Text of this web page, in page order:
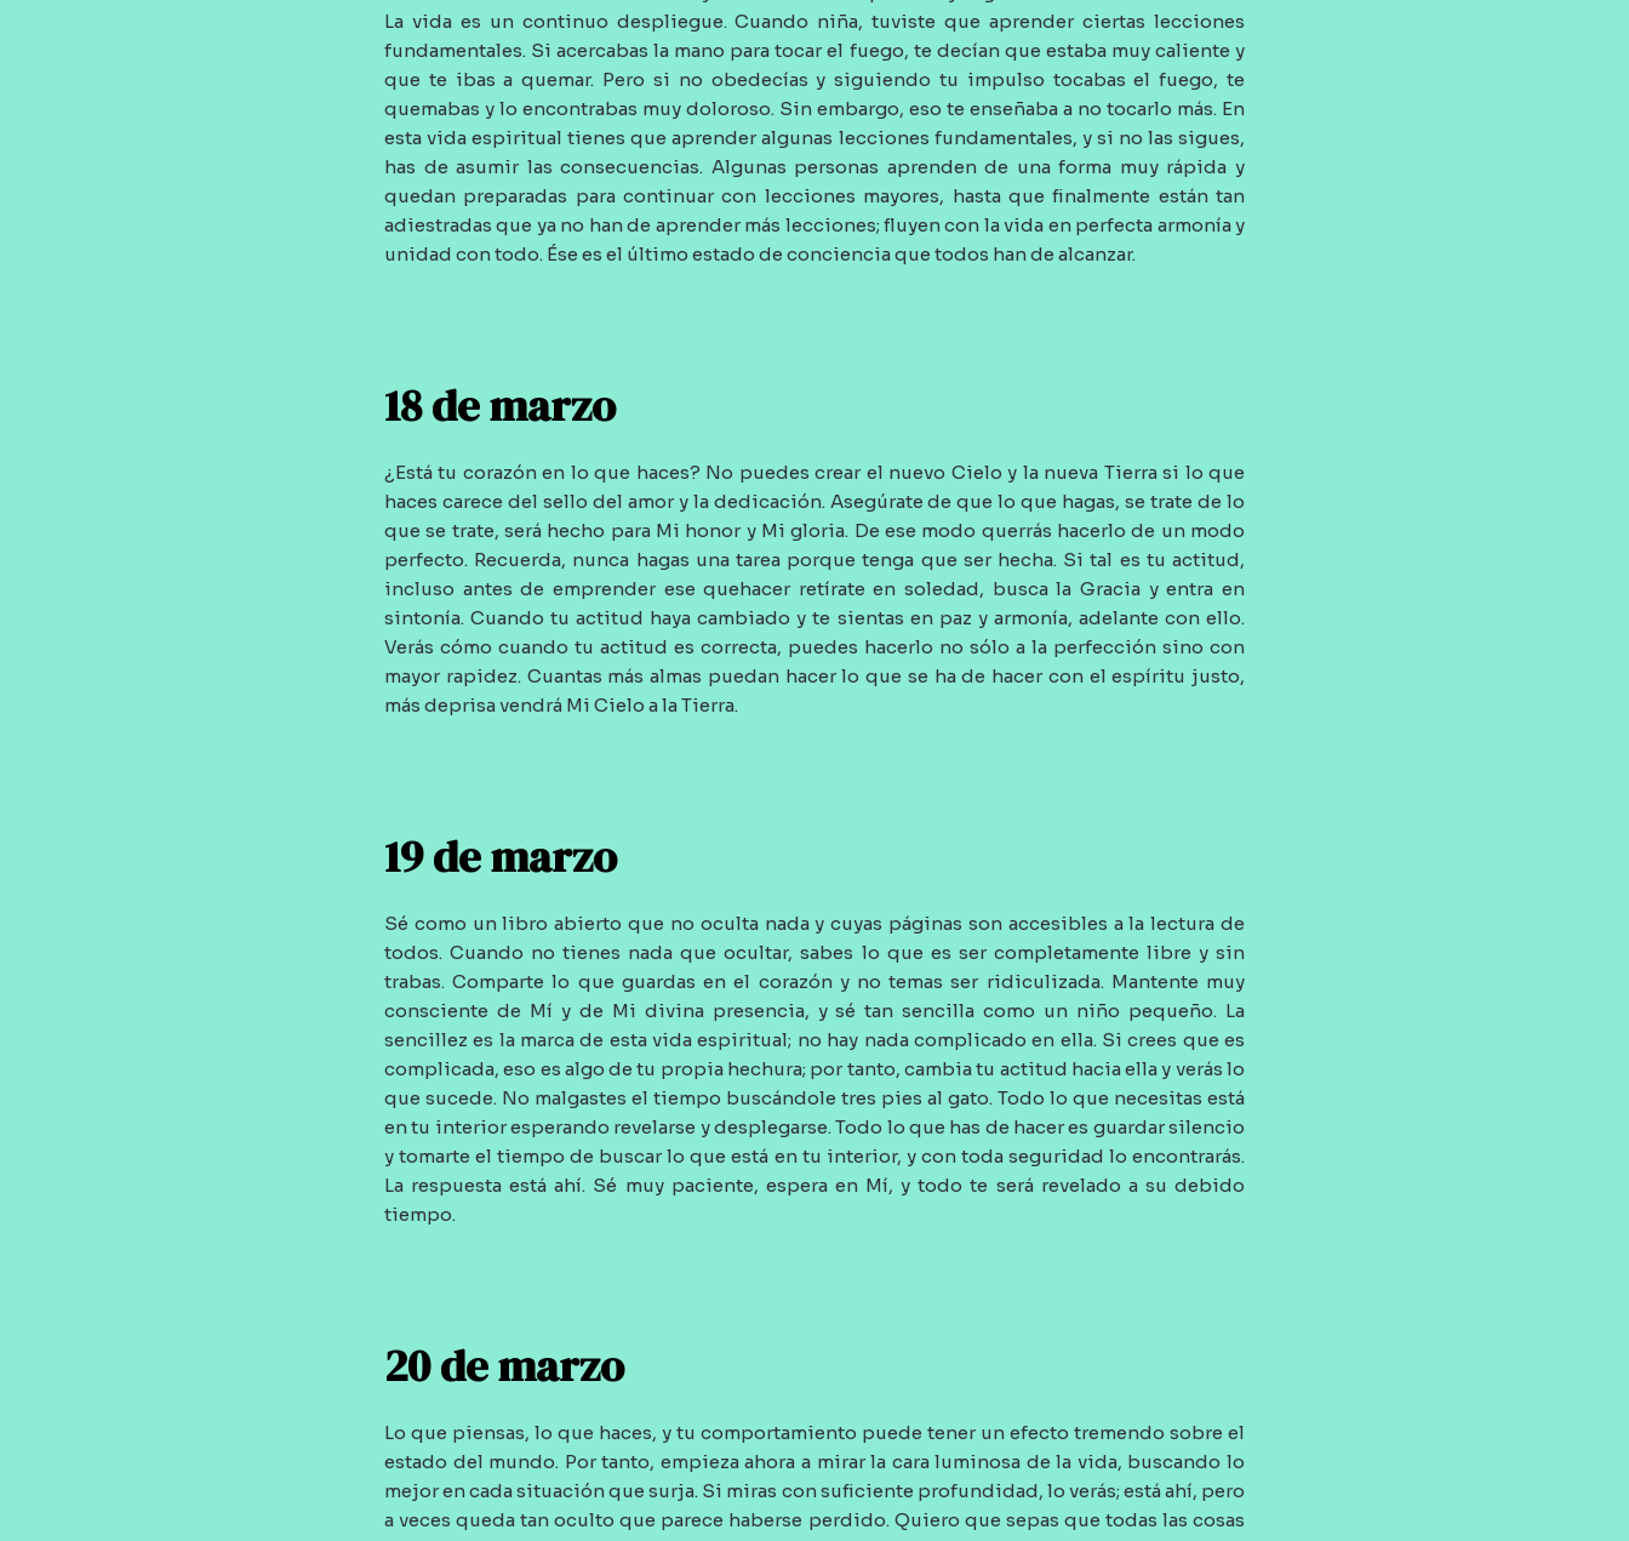
La vida es un continuo despliegue. Cuando niña, tuviste que aprender ciertas lecciones
fundamentales. Si acercabas la mano para tocar el fuego, te decían que estaba muy caliente y
que te ibas a quemar. Pero si no obedecías y siguiendo tu impulso tocabas el fuego, te
quemabas y lo encontrabas muy doloroso. Sin embargo, eso te enseñaba a no tocarlo más. En
esta vida espiritual tienes que aprender algunas lecciones fundamentales, y si no las sigues,
has de asumir las consecuencias. Algunas personas aprenden de una forma muy rápida y
quedan preparadas para continuar con lecciones mayores, hasta que finalmente están tan
adiestradas que ya no han de aprender más lecciones; fluyen con la vida en perfecta armonía y
unidad con todo. Ése es el último estado de conciencia que todos han de alcanzar.
18 de marzo
¿Está tu corazón en lo que haces? No puedes crear el nuevo Cielo y la nueva Tierra si lo que
haces carece del sello del amor y la dedicación. Asegúrate de que lo que hagas, se trate de lo
que se trate, será hecho para Mi honor y Mi gloria. De ese modo querrás hacerlo de un modo
perfecto. Recuerda, nunca hagas una tarea porque tenga que ser hecha. Si tal es tu actitud,
incluso antes de emprender ese quehacer retírate en soledad, busca la Gracia y entra en
sintonía. Cuando tu actitud haya cambiado y te sientas en paz y armonía, adelante con ello.
Verás cómo cuando tu actitud es correcta, puedes hacerlo no sólo a la perfección sino con
mayor rapidez. Cuantas más almas puedan hacer lo que se ha de hacer con el espíritu justo,
más deprisa vendrá Mi Cielo a la Tierra.
19 de marzo
Sé como un libro abierto que no oculta nada y cuyas páginas son accesibles a la lectura de
todos. Cuando no tienes nada que ocultar, sabes lo que es ser completamente libre y sin
trabas. Comparte lo que guardas en el corazón y no temas ser ridiculizada. Mantente muy
consciente de Mí y de Mi divina presencia, y sé tan sencilla como un niño pequeño. La
sencillez es la marca de esta vida espiritual; no hay nada complicado en ella. Si crees que es
complicada, eso es algo de tu propia hechura; por tanto, cambia tu actitud hacia ella y verás lo
que sucede. No malgastes el tiempo buscándole tres pies al gato. Todo lo que necesitas está
en tu interior esperando revelarse y desplegarse. Todo lo que has de hacer es guardar silencio
y tomarte el tiempo de buscar lo que está en tu interior, y con toda seguridad lo encontrarás.
La respuesta está ahí. Sé muy paciente, espera en Mí, y todo te será revelado a su debido
tiempo.
20 de marzo
Lo que piensas, lo que haces, y tu comportamiento puede tener un efecto tremendo sobre el
estado del mundo. Por tanto, empieza ahora a mirar la cara luminosa de la vida, buscando lo
mejor en cada situación que surja. Si miras con suficiente profundidad, lo verás; está ahí, pero
a veces queda tan oculto que parece haberse perdido. Quiero que sepas que todas las cosas